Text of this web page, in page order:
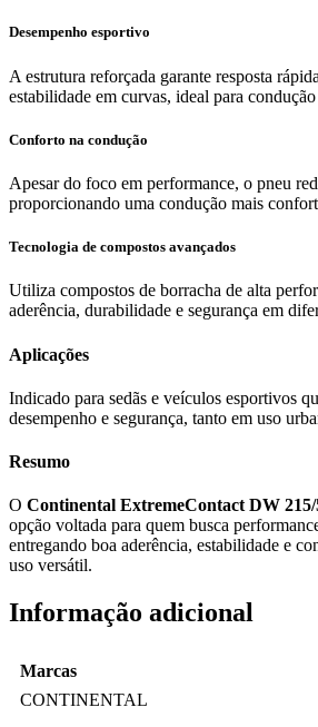
Desempenho esportivo
A estrutura reforçada garante resposta
estabilidade em curvas, ideal para
Conforto na condução
Apesar do foco em performance, o pneu
proporcionando uma condução mais
Tecnologia de compostos avançados
Utiliza compostos de borracha de alta
aderência, durabilidade e segurança em
Aplicações
Indicado para sedãs e veículos esportivos
desempenho e segurança, tanto em uso
Resumo
O Continental ExtremeContact DW
opção voltada para quem busca
entregando boa aderência, estabilidade e
uso versátil.
Informação adicional
Marcas
CONTINENTAL